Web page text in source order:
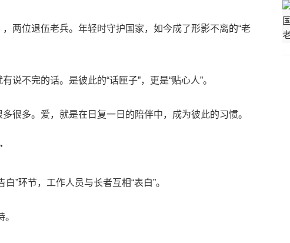
两位退伍老兵。年轻时守护国家，如今成了形影不离的“老
说不完的话。是彼此的“话匣子”，更是“贴心人”。
很多。爱，就是在日复一日的陪伴中，成为彼此的习惯。
”环节，工作人员与长者互相“表白”。